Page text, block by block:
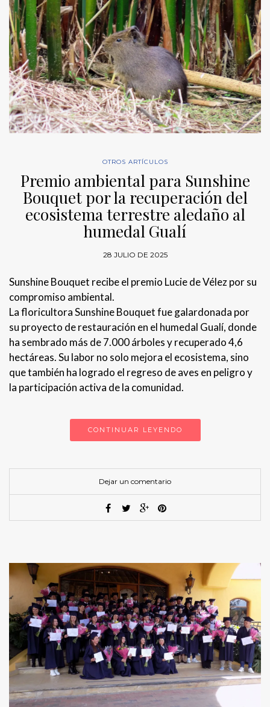
OTROS ARTÍCULOS
Premio ambiental para Sunshine
Bouquet por la recuperación del
ecosistema terrestre aledaño al
humedal Gualí
28 JULIO DE 2025
Sunshine Bouquet recibe el premio Lucie de Vélez por su
compromiso ambiental.
La floricultora Sunshine Bouquet fue galardonada por
su proyecto de restauración en el humedal Gualí, donde
ha sembrado más de 7.000 árboles y recuperado 4,6
hectáreas. Su labor no solo mejora el ecosistema, sino
que también ha logrado el regreso de aves en peligro y
la participación activa de la comunidad.
CONTINUAR LEYENDO
Dejar un comentario